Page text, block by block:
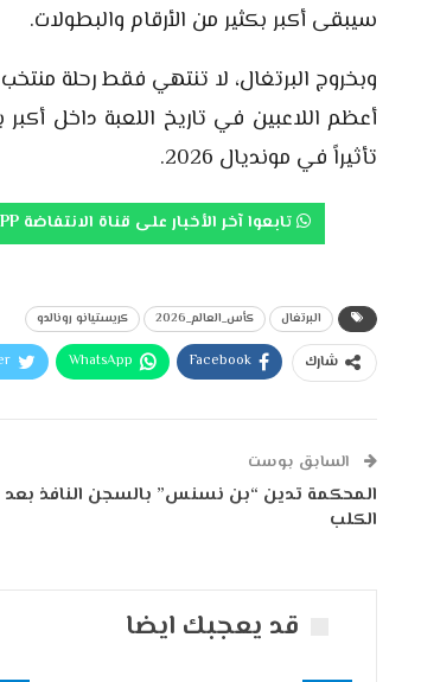
سيبقى أكبر بكثير من الأرقام والبطولات.
وبخروج البرتغال، لا تنتهي فقط رحلة
أعظم اللاعبين في تاريخ اللعبة داخل
تأثيراً في مونديال 2026.
تابعوا آخر الأخبار على قناة الانتفاضة WHATSAPP
البرتغال كأس_العالم_2026 كريستيانو رونالدو
شارك Facebook
WhatsApp
السابق بوست
المحكمة تدين “بن نسنس” بالسجن النافذ بعد
الكلب
قد يعجبك ايضا